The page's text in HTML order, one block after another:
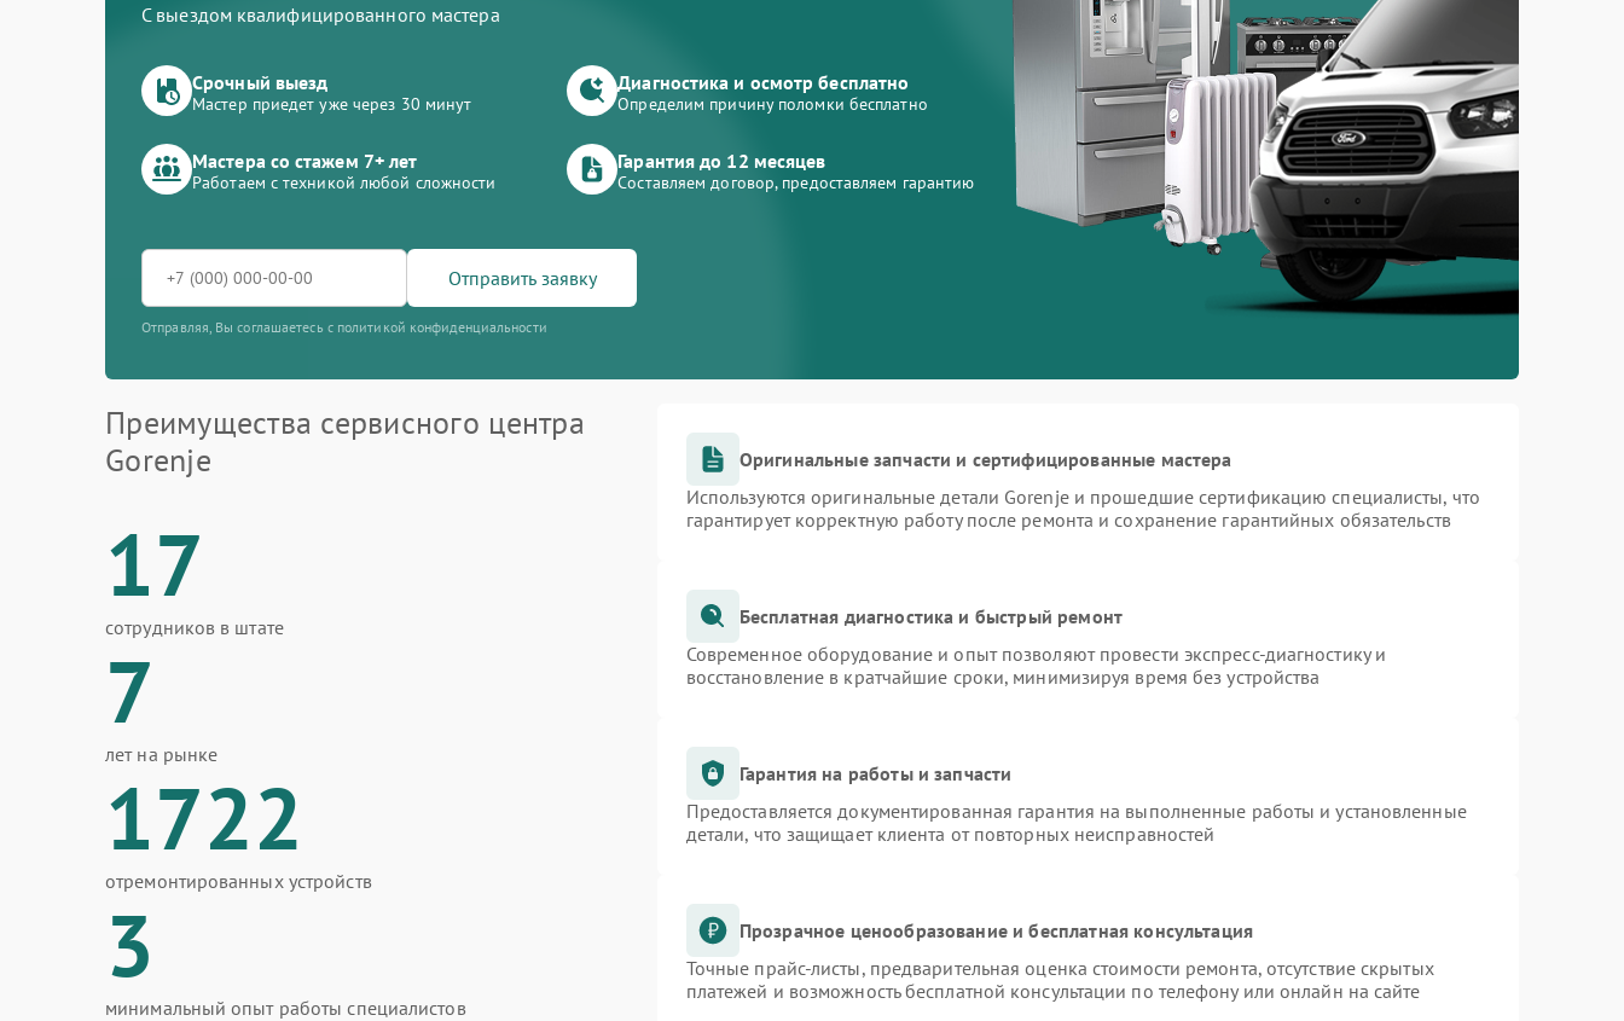
С выездом квалифицированного мастера
Срочный выезд
Мастер приедет уже через 30 минут
Диагностика и осмотр бесплатно
Определим причину поломки бесплатно
Мастера со стажем 7+ лет
Работаем с техникой любой сложности
Гарантия до 12 месяцев
Составляем договор, предоставляем гарантию
Отправить заявку
Отправляя, Вы соглашаетесь с политикой конфиденциальности
Преимущества сервисного центра
Gorenje
17
сотрудников в штате
7
лет на рынке
1722
отремонтированных устройств
3
минимальный опыт работы специалистов
Оригинальные запчасти и сертифицированные мастера
Используются оригинальные детали Gorenje и прошедшие сертификацию специалисты, что
гарантирует корректную работу после ремонта и сохранение гарантийных обязательств
Бесплатная диагностика и быстрый ремонт
Современное оборудование и опыт позволяют провести экспресс-диагностику и
восстановление в кратчайшие сроки, минимизируя время без устройства
Гарантия на работы и запчасти
Предоставляется документированная гарантия на выполненные работы и установленные
детали, что защищает клиента от повторных неисправностей
Прозрачное ценообразование и бесплатная консультация
Точные прайс-листы, предварительная оценка стоимости ремонта, отсутствие скрытых
платежей и возможность бесплатной консультации по телефону или онлайн на сайте